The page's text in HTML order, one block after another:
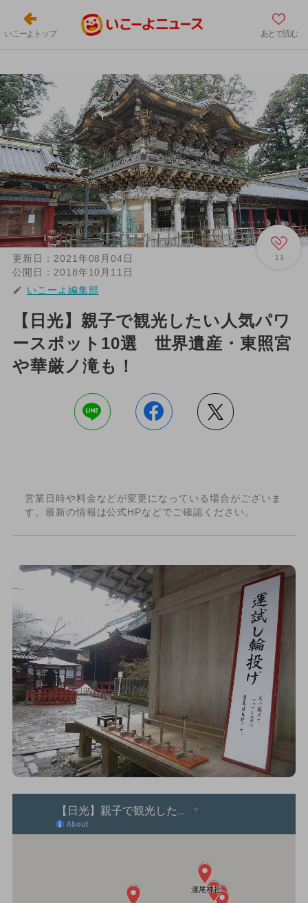
いこーよトップ あとで読む
13
更新日： 2021年08月04日
公開日： 2018年10月11日
いこーよ編集部
【日光】親子で観光したい人気パワ
ースポット10選 世界遺産・東照宮
や華厳ノ滝も！
営業日時や料金などが変更になっている場合がございま
す。最新の情報は公式HPなどでご確認ください。